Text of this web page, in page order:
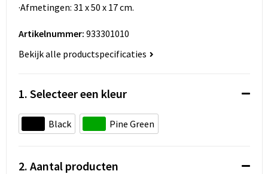
Strandtassen
Autotassen
Matrozentassen
·Afmetingen: 31 x 50 x 17 cm.
Artikelnummer: 933301010
Bekijk alle productspecificaties
1. Selecteer een kleur
Black Pine Green
2. Aantal producten